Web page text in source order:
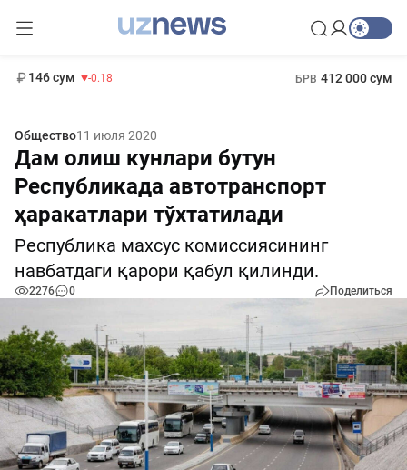
146 сум -0.18 БРВ 412 000 сум
Общество11 июля 2020
Дам олиш кунлари бутун
Республикада автотранспорт
ҳаракатлари тўхтатилади
Республика махсус комиссиясининг
навбатдаги қарори қабул қилинди.
2276 0 Поделиться